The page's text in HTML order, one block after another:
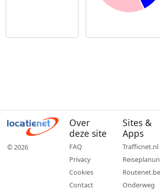
© 2026
Over
deze site
FAQ
Privacy
Cookies
Contact
Sites &
Apps
Trafficnet.nl
Routenet.be
Onderweg